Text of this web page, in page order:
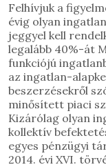
Felhívjuk a
évig olyan
jeggyel kell
legalább 40%-át
funkciójú
az ingatlan-
beszerzésekről
minősített piaci
Kizárólag olyan
kollektív
egyes pénzügyi
2014. évi XVI.